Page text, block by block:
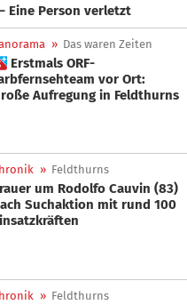
Eine Person verletzt
» Das waren Zeiten
vor Ort:
Aufregung in Feldthurns
» Feldthurns
um Rodolfo Cauvin (83)
Suchaktion mit rund 100
» Feldthurns